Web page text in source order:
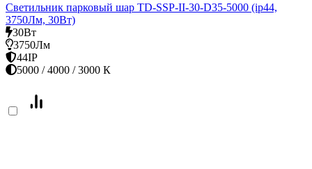
Светильник парковый шар TD-SSP-II-30-D35-5000 (ip44,
3750Лм, 30Вт)
30Вт
3750Лм
44IP
5000 / 4000 / 3000 К